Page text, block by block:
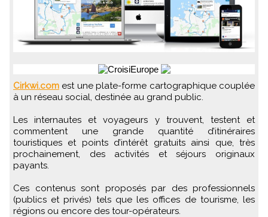
Cirkwi.com est une plate-forme cartographique couplée
à un réseau social, destinée au grand public.
Les internautes et voyageurs y trouvent, testent et
commentent une grande quantité d’itinéraires
touristiques et points d’intérêt gratuits ainsi que, très
prochainement, des activités et séjours originaux
payants.
Ces contenus sont proposés par des professionnels
(publics et privés) tels que les offices de tourisme, les
régions ou encore des tour-opérateurs.